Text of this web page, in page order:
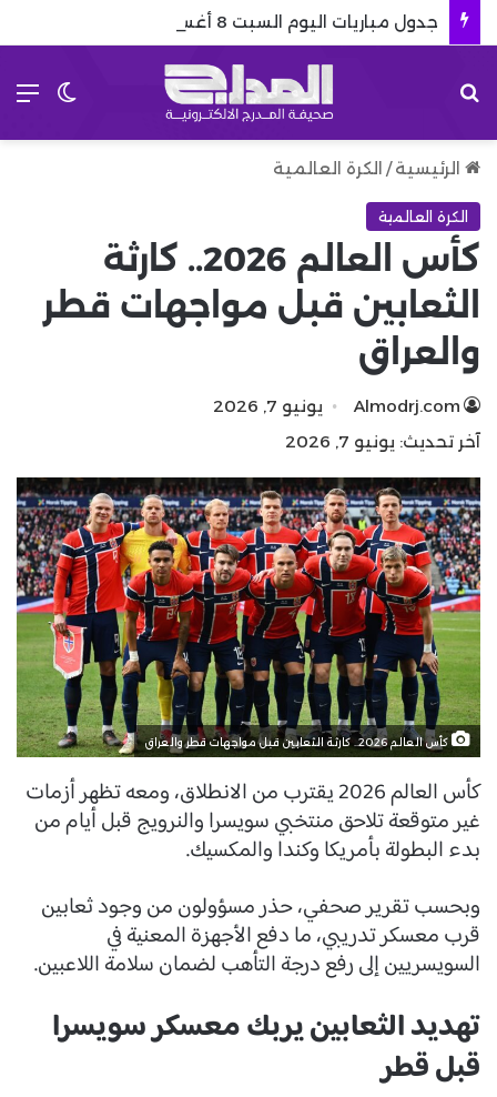
جدول مباريات اليوم السبت 8 أغسطس 2026
الرئيسية / الكرة العالمية
الكرة العالمية
كأس العالم 2026.. كارثة
الثعابين قبل مواجهات قطر
والعراق
Almodrj.com
يونيو 7, 2026
آخر تحديث: يونيو 7, 2026
كأس العالم 2026.. كارثة الثعابين قبل مواجهات قطر والعراق
كأس العالم 2026 يقترب من الانطلاق، ومعه تظهر أزمات
غير متوقعة تلاحق منتخبي سويسرا والنرويج قبل أيام من
بدء البطولة بأمريكا وكندا والمكسيك.
وبحسب تقرير صحفي، حذر مسؤولون من وجود ثعابين
قرب معسكر تدريبي، ما دفع الأجهزة المعنية في
السويسريين إلى رفع درجة التأهب لضمان سلامة اللاعبين.
تهديد الثعابين يربك معسكر سويسرا
قبل قطر